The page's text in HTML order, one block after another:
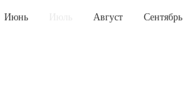
Июнь Август Сентябрь